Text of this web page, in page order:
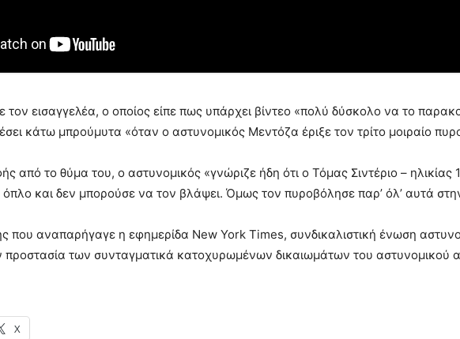
εισαγγελέα, ο οποίος είπε πως υπάρχει βίντεο «πολύ δύσκολο να το
κάτω μπρούμυτα «όταν ο αστυνομικός Μεντόζα έριξε τον τρίτο μοιραίο
από το θύμα του, ο αστυνομικός «γνώριζε ήδη ότι ο Τόμας Σιντέριο –
και δεν μπορούσε να τον βλάψει. Όμως τον πυροβόλησε παρ’ όλ’ αυτά
που αναπαρήγαγε η εφημερίδα New York Times, συνδικαλιστική ένωση
προστασία των συνταγματικά κατοχυρωμένων δικαιωμάτων του αστυνομικού
X